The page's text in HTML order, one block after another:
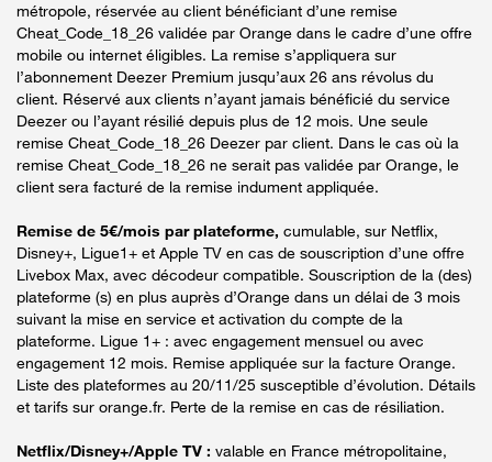
métropole, réservée au client bénéficiant d’une remise
Cheat_Code_18_26 validée par Orange dans le cadre d’une offre
mobile ou internet éligibles. La remise s’appliquera sur
l’abonnement Deezer Premium jusqu’aux 26 ans révolus du
client. Réservé aux clients n’ayant jamais bénéficié du service
Deezer ou l’ayant résilié depuis plus de 12 mois. Une seule
remise Cheat_Code_18_26 Deezer par client. Dans le cas où la
remise Cheat_Code_18_26 ne serait pas validée par Orange, le
client sera facturé de la remise indument appliquée.
Remise de 5€/mois par plateforme, cumulable, sur Netflix,
Disney+, Ligue1+ et Apple TV en cas de souscription d’une offre
Livebox Max, avec décodeur compatible. Souscription de la (des)
plateforme (s) en plus auprès d’Orange dans un délai de 3 mois
suivant la mise en service et activation du compte de la
plateforme. Ligue 1+ : avec engagement mensuel ou avec
engagement 12 mois. Remise appliquée sur la facture Orange.
Liste des plateformes au 20/11/25 susceptible d’évolution. Détails
et tarifs sur orange.fr. Perte de la remise en cas de résiliation.
Netflix/Disney+/Apple TV : valable en France métropolitaine,